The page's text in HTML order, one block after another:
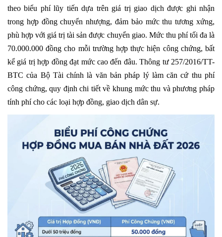
theo biểu phí lũy tiến dựa trên giá trị giao dịch được ghi nhận
trong hợp đồng chuyển nhượng, đảm bảo mức thu tương xứng,
phù hợp với giá trị tài sản được chuyển giao. Mức thu phí tối đa là
70.000.000 đồng cho mỗi trường hợp thực hiện công chứng, bất
kể giá trị hợp đồng đạt mức cao đến đâu. Thông tư 257/2016/TT-
BTC của Bộ Tài chính là văn bản pháp lý làm căn cứ thu phí
công chứng, quy định chi tiết về khung mức thu và phương pháp
tính phí cho các loại hợp đồng, giao dịch dân sự.